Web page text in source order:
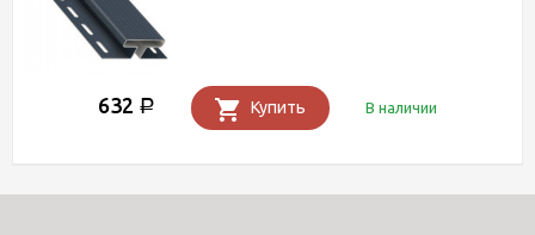
632 Р Купить В наличии